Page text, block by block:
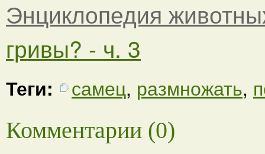
Энциклопедия
гривы? - ч. 3
Теги: самец, размножать,
Комментарии (0)